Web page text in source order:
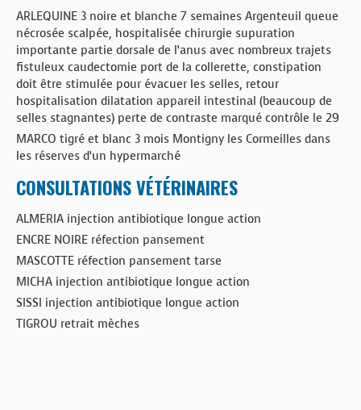
ARLEQUINE 3 noire et blanche 7 semaines Argenteuil queue
nécrosée scalpée, hospitalisée chirurgie supuration
importante partie dorsale de l’anus avec nombreux trajets
fistuleux caudectomie port de la collerette, constipation
doit être stimulée pour évacuer les selles, retour
hospitalisation dilatation appareil intestinal (beaucoup de
selles stagnantes) perte de contraste marqué contrôle le 29
MARCO tigré et blanc 3 mois Montigny les Cormeilles dans
les réserves d’un hypermarché
CONSULTATIONS VÉTÉRINAIRES
ALMERIA injection antibiotique longue action
ENCRE NOIRE réfection pansement
MASCOTTE réfection pansement tarse
MICHA injection antibiotique longue action
SISSI injection antibiotique longue action
TIGROU retrait mèches